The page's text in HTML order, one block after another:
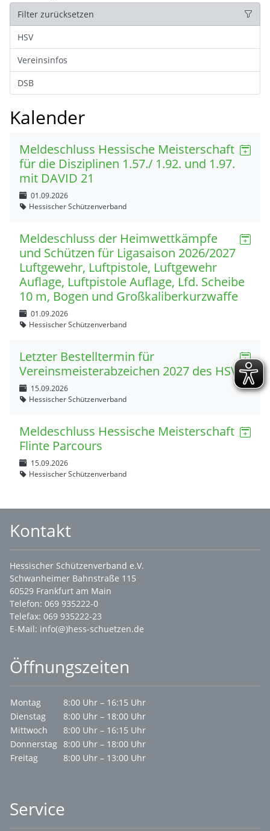
Filter zurücksetzen
HSV
Vereinsinfos
DSB
Kalender
Meldeschluss Hessische Meisterschaft
für die Disziplinen 1.57./ 1.92. und 1.97.
mit DAVID 21
01.09.2026
Hessischer Schützenverband
Meldeschluss der Heimwettkämpfe
und Schützen für Ligasaison 2026/2027
Luftgewehr, Luftpistole, Luftgewehr
Auflage, Luftpistole Auflage, Lfd. Scheibe
10 m, Bogen und Großkaliberkurzwaffe
01.09.2026
Hessischer Schützenverband
Letzter Bestelltermin für
Vereinsmeisterabzeichen 2027 des HSV
15.09.2026
Hessischer Schützenverband
Meldeschluss Hessische Meisterschaft
Flinte Parcours
15.09.2026
Hessischer Schützenverband
Kontakt
Hessischer Schützenverband e.V.
Schwanheimer Bahnstraße 115
60529 Frankfurt am Main
Telefon: 069 935222-0
Telefax: 069 935222-23
E-Mail: info(@)hess-schuetzen.de
Öffnungszeiten
Montag
8:00 Uhr – 16:15 Uhr
Dienstag
8:00 Uhr – 18:00 Uhr
Mittwoch
8:00 Uhr – 16:15 Uhr
Donnerstag 8:00 Uhr – 18:00 Uhr
Freitag
8:00 Uhr – 13:00 Uhr
Service